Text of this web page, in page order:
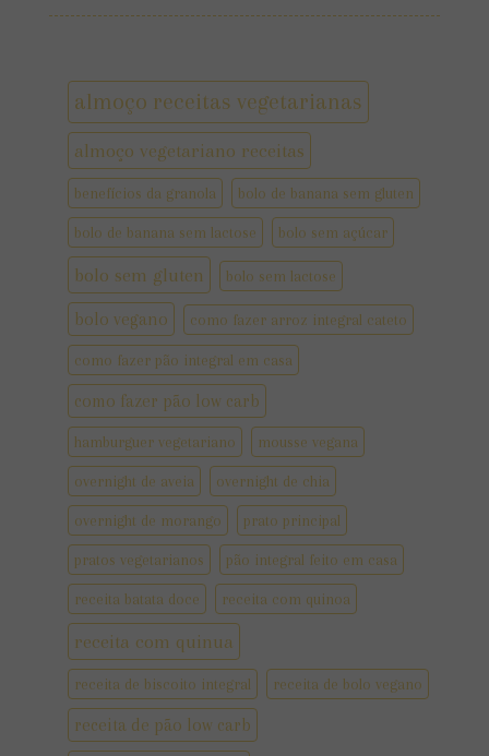
almoço receitas vegetarianas
almoço vegetariano receitas
benefícios da granola bolo de banana sem gluten
bolo de banana sem lactose bolo sem açúcar
bolo sem gluten bolo sem lactose
bolo vegano como fazer arroz integral cateto
como fazer pão integral em casa
como fazer pão low carb
hamburguer vegetariano mousse vegana
overnight de aveia overnight de chia
overnight de morango prato principal
pratos vegetarianos pão integral feito em casa
receita batata doce receita com quinoa
receita com quinua
receita de biscoito integral receita de bolo vegano
receita de pão low carb